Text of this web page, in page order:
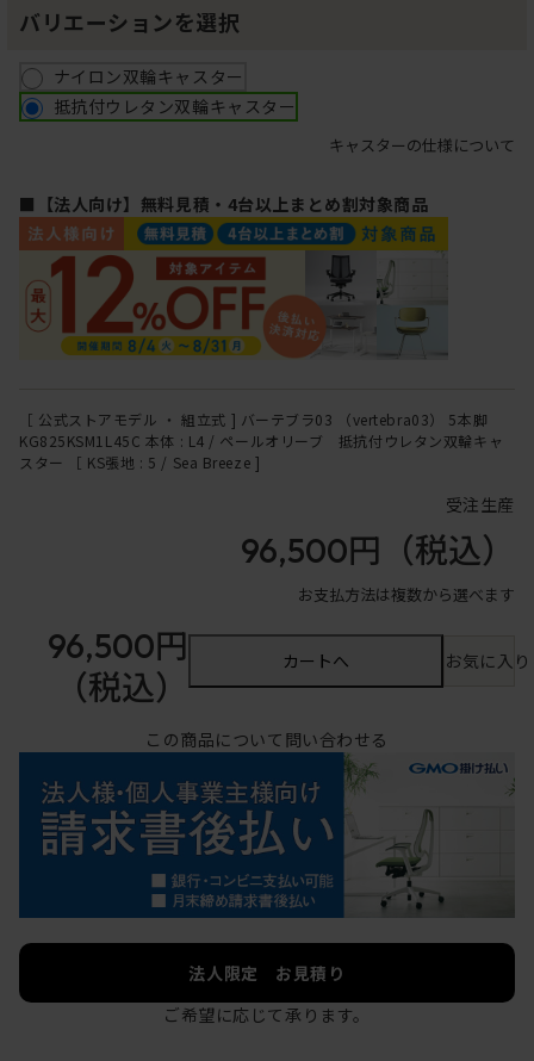
バリエーションを選択
ナイロン双輪キャスター
抵抗付ウレタン双輪キャスター
キャスターの仕様について
■【法人向け】無料見積・4台以上まとめ割対象商品
［ 公式ストアモデル ・ 組立式 ] バーテブラ03 （vertebra03） 5本脚
KG825KSM1L45C 本体 : L4 / ペールオリーブ 抵抗付ウレタン双輪キャ
スター ［ KS張地 : 5 / Sea Breeze ]
受注生産
96,500円 （税込）
お支払方法は複数から選べます
96,500円
（税込）
カートへ お気に入
この商品について問い合わせる
法人限定 お見積り
ご希望に応じて承ります。